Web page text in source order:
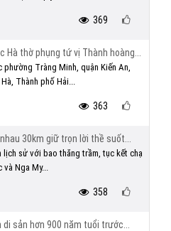
369
Hà thờ phụng tứ vị Thành hoàng...
phường Tràng Minh, quận Kiến An,
Thành phố Hải...
363
30km giữ trọn lời thề suốt...
lịch sử với bao thăng trầm, tục kết chạ
và Nga My...
358
di sản hơn 900 năm tuổi trước...